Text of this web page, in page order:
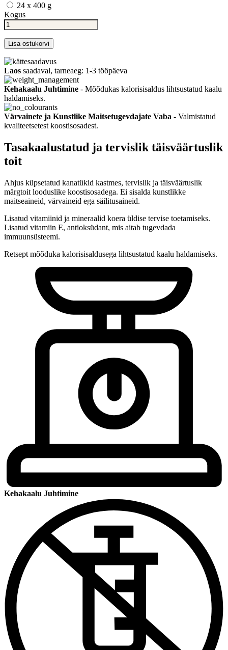
24 x 400 g
Kogus
Lisa ostukorvi
Laos saadaval, tarneaeg: 1-3 tööpäeva
Kehakaalu Juhtimine - Mõõdukas kalorisisaldus lihtsustatud kaalu
haldamiseks.
Värvainete ja Kunstlike Maitsetugevdajate Vaba - Valmistatud
kvaliteetsetest koostisosadest.
Tasakaalustatud ja tervislik täisväärtuslik
toit
Ahjus küpsetatud kanatükid kastmes, tervislik ja täisväärtuslik
märgtoit looduslike koostisosadega. Ei sisalda kunstlikke
maitseaineid, värvaineid ega säilitusaineid.
Lisatud vitamiinid ja mineraalid koera üldise tervise toetamiseks.
Lisatud vitamiin E, antioksüdant, mis aitab tugevdada
immuunsüsteemi.
Retsept mõõduka kalorisisaldusega lihtsustatud kaalu haldamiseks.
Kehakaalu Juhtimine